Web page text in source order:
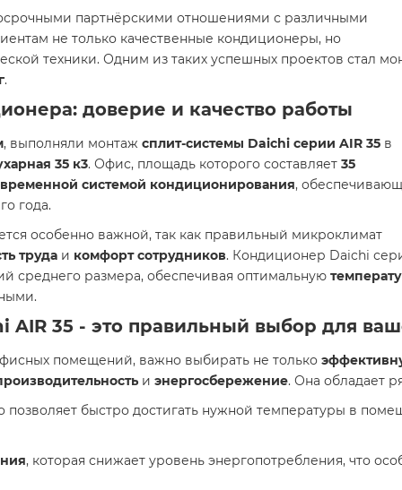
партнёрскими отношениями с различными
не только качественные кондиционеры, но
техники. Одним из таких успешных проектов стал
.
доверие и качество работы
, выполняли монтаж сплит-системы Daichi серии AIR 35 в
35 к3. Офис, площадь которого составляет 35
системой кондиционирования,
года.
особенно важной, так как правильный микроклимат
труда и комфорт сотрудников. Кондиционер Daichi
среднего размера, обеспечивая оптимальную
35 - это правильный выбор для
помещений, важно выбирать не только
и энергосбережение. Она обладает
позволяет быстро достигать нужной температуры в
, которая снижает уровень энергопотребления, что